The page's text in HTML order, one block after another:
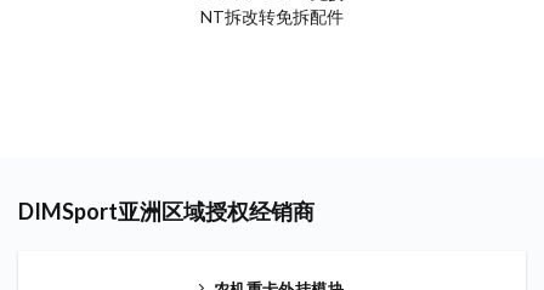
NT拆改转免拆配件
DIMSport亚洲区域授权经销商